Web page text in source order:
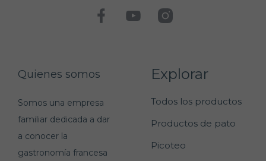
Quienes somos
Somos una empresa
familiar dedicada a dar
a conocer la
gastronomía francesa
Explorar
Todos los productos
Productos de pato
Picoteo